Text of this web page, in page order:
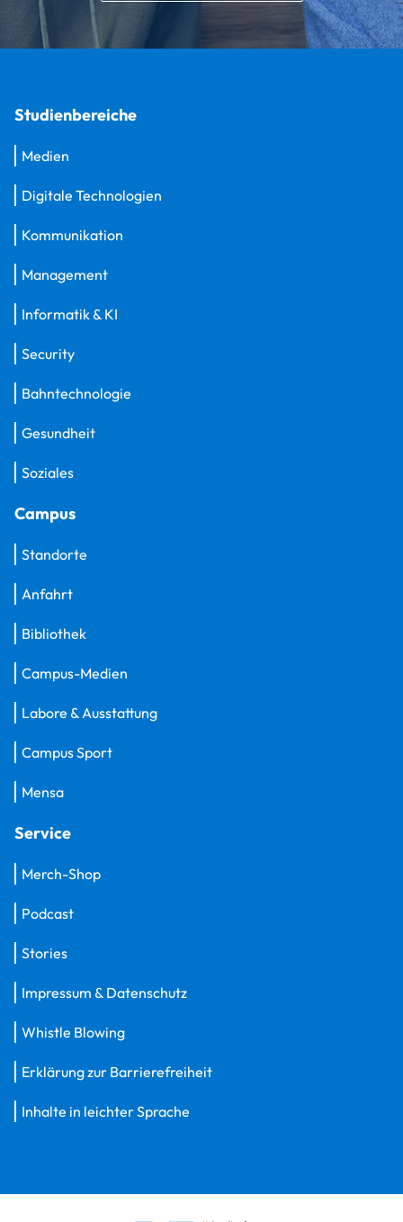
Studienbereiche
Medien
Digitale Technologien
Kommunikation
Management
Informatik & KI
Security
Bahntechnologie
Gesundheit
Soziales
Campus
Standorte
Anfahrt
Bibliothek
Campus-Medien
Labore & Ausstattung
Campus Sport
Mensa
Service
Merch-Shop
Podcast
Stories
Impressum & Datenschutz
Whistle Blowing
Erklärung zur Barrierefreiheit
Inhalte in leichter Sprache